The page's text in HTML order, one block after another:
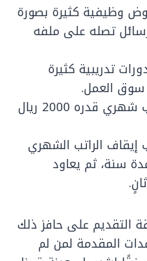
وظيفية كثيرة بصورة
تصله على ملفه
تدريبية كثيرة
العمل.
يحصل لمدة عام على راتب شهري قدره 2000 ريال
الراتب الشهري
سنة، ثم يعاود
التقديم على حافز ذلك
المقدمة لمن لم